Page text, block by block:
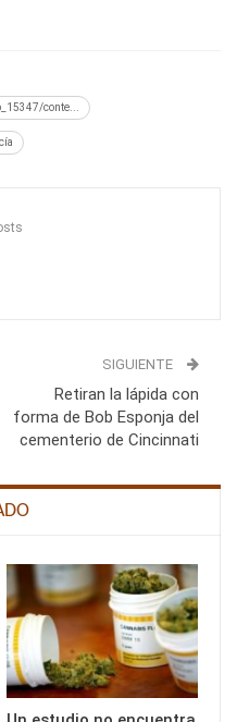
conte...
SIGUIENTE
Retiran la lápida con
forma de Bob Esponja del
cementerio de Cincinnati